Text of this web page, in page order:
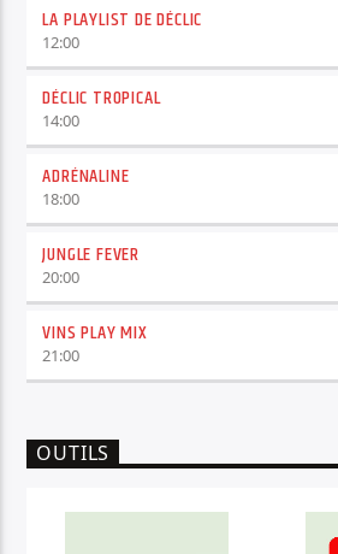
LA PLAYLIST DE DÉCLIC
12:00
DÉCLIC TROPICAL
14:00
ADRÉNALINE
18:00
JUNGLE FEVER
20:00
VINS PLAY MIX
21:00
OUTILS